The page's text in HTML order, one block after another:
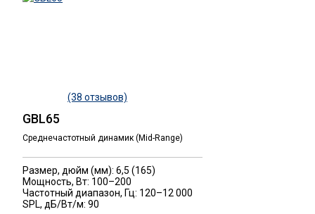
(38 отзывов)
GBL65
Среднечастотный динамик (Mid-Range)
Размер, дюйм (мм): 6,5 (165)
Мощность, Вт: 100–200
Частотный диапазон, Гц: 120–12 000
SPL, дБ/Вт/м: 90